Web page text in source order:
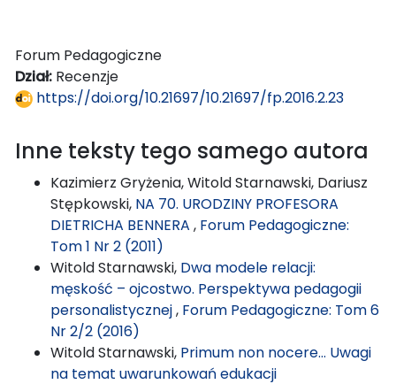
Forum Pedagogiczne
Dział: Recenzje
https://doi.org/10.21697/10.21697/fp.2016.2.23
Inne teksty tego samego autora
Kazimierz Gryżenia, Witold Starnawski, Dariusz
Stępkowski, NA 70. URODZINY PROFESORA
DIETRICHA BENNERA , Forum Pedagogiczne:
Tom 1 Nr 2 (2011)
Witold Starnawski, Dwa modele relacji:
męskość – ojcostwo. Perspektywa pedagogii
personalistycznej, Forum Pedagogiczne: Tom 6
Nr 2/2 (2016)
Witold Starnawski, Primum non nocere… Uwagi
na temat uwarunkowań edukacji